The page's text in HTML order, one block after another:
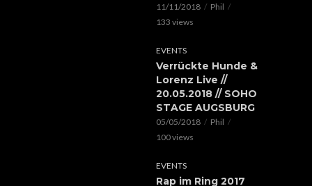
11/11/2018
Phil
133 views
EVENTS
Verrückte Hunde &
Lorenz Live //
20.05.2018 // SOHO
STAGE AUGSBURG
05/05/2018
Phil
100 views
EVENTS
Rap im Ring 2017